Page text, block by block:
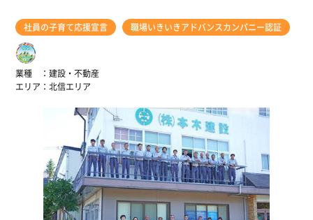
社員の子育て応援宣言 職場いきいきアドバンスカンパニー認証
業種
建設・不動産
エリア
北信エリア